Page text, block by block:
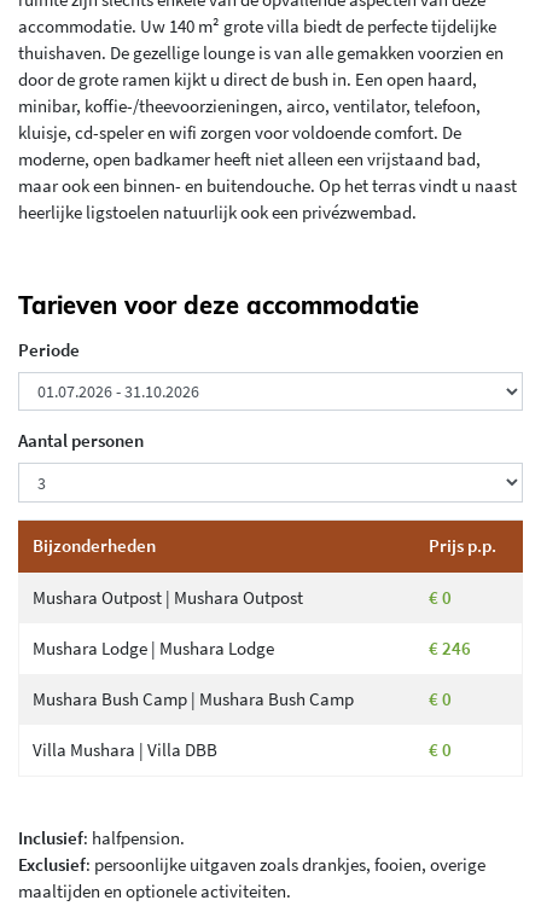
accommodatie. Uw 140 m² grote villa biedt de perfecte tijdelijke
thuishaven. De gezellige lounge is van alle gemakken voorzien en
door de grote ramen kijkt u direct de bush in. Een open haard,
minibar, koffie-/theevoorzieningen, airco, ventilator, telefoon,
kluisje, cd-speler en wifi zorgen voor voldoende comfort. De
moderne, open badkamer heeft niet alleen een vrijstaand bad,
maar ook een binnen- en buitendouche. Op het terras vindt u naast
heerlijke ligstoelen natuurlijk ook een privézwembad.
Tarieven voor deze accommodatie
Periode
Aantal personen
Bijzonderheden Prijs p.p.
Mushara Outpost | Mushara Outpost € 0
Mushara Lodge | Mushara Lodge € 246
Mushara Bush Camp | Mushara Bush Camp € 0
Villa Mushara | Villa DBB € 0
Inclusief: halfpension.
Exclusief: persoonlijke uitgaven zoals drankjes, fooien, overige
maaltijden en optionele activiteiten.